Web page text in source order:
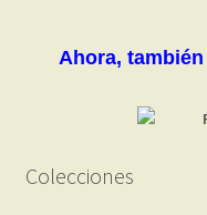
Ahora,
Colecciones